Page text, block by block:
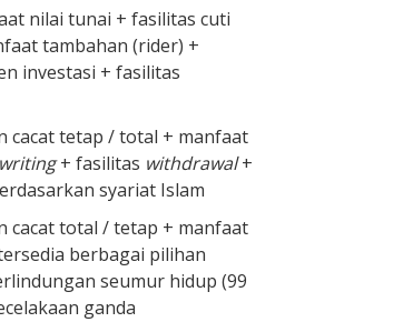
nilai tunai + fasilitas cuti
tambahan (rider) +
investasi + fasilitas
cacat tetap / total + manfaat
+ fasilitas withdrawal+
syariat Islam
cacat total / tetap + manfaat
berbagai pilihan
seumur hidup (99
ganda